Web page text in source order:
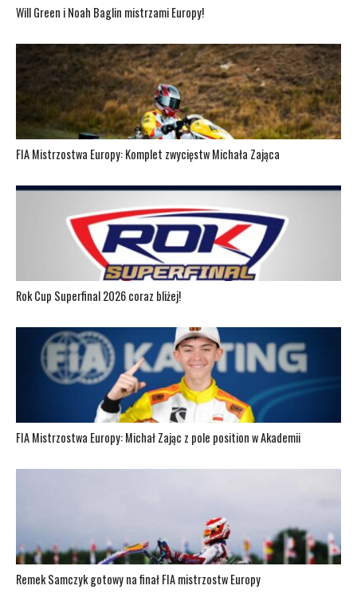
Will Green i Noah Baglin mistrzami Europy!
FIA Mistrzostwa Europy: Komplet zwycięstw Michała Zająca
Rok Cup Superfinal 2026 coraz bliżej!
FIA Mistrzostwa Europy: Michał Zając z pole position w Akademii
Remek Samczyk gotowy na finał FIA mistrzostw Europy